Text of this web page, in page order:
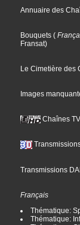
Annuaire des
Bouquets (
Fransat)
Le Cimetière des
Images
Chaînes
Transmissions
Français
Thématique:
Thématique: